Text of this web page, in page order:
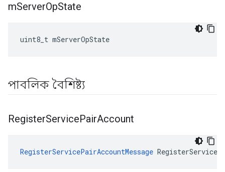
mServerOpState
uint8_t mServerOpState
পাবলিক বৈশিষ্ট্য
RegisterServicePairAccount
RegisterServicePairAccountMessage